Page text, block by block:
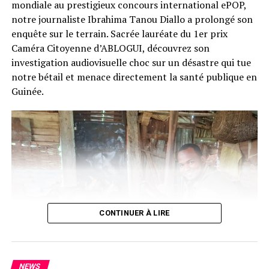
mondiale au prestigieux concours international ePOP,
notre journaliste Ibrahima Tanou Diallo a prolongé son
enquête sur le terrain. Sacrée lauréate du 1er prix
Caméra Citoyenne d’ABLOGUI, découvrez son
investigation audiovisuelle choc sur un désastre qui tue
notre bétail et menace directement la santé publique en
Guinée.
CONTINUER À LIRE
NEWS